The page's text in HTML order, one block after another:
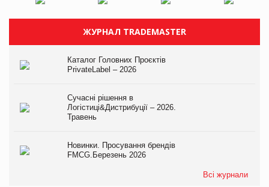
ЖУРНАЛ TRADEMASTER
Каталог Головних Проєктів
PrivateLabel – 2026
Сучасні рішення в
Логістиці&Дистрибуції – 2026.
Травень
Новинки. Просування брендів
FMCG.Березень 2026
Всі журнали